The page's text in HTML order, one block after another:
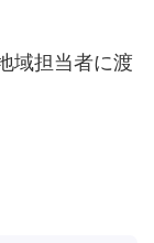
域担当者に渡